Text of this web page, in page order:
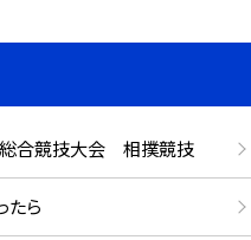
総合競技大会 相撲競技
たら